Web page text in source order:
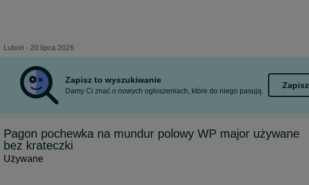
Luboń - 20 lipca 2026
Zapisz to wyszukiwanie
Damy Ci znać o nowych ogłoszeniach, które do niego pasują.
Zapisz
Pagon pochewka na mundur polowy WP major używane
bez krateczki
Używane